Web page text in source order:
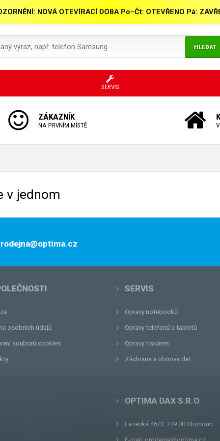
NOVÁ OTEVÍRACÍ DOBA Po–Čt: OTEVŘENO Pá:
HLEDAT
SERVIS
ZÁKAZNÍK
NA PRVNÍM MÍSTĚ
v jednom
osobních údajů
souborů cookies
SERVIS
Opravy notebooků
Opravy telefonů a tabletů
Opravy tiskáren
Záchrana a obnova dat
OPTIMA DAX S.R.O.
Lazecká 46/3, 779 00 Olomouc